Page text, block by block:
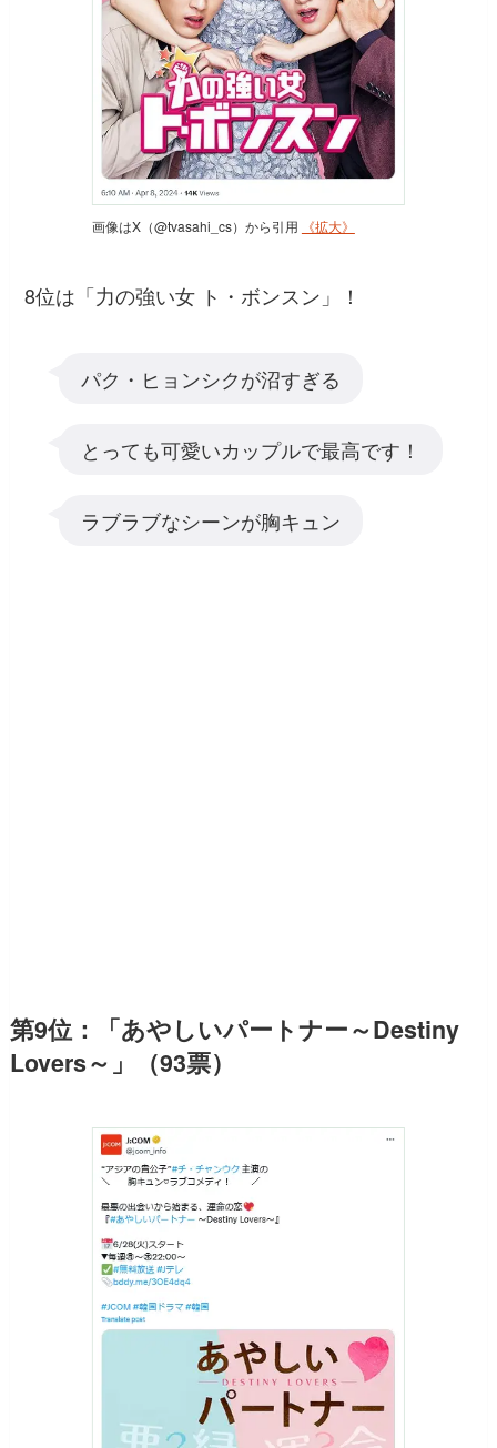
画像はX（@tvasahi_cs）から引用 《拡大》
8位は「力の強い女 ト・ボンスン」！
パク・ヒョンシクが沼すぎる
とっても可愛いカップルで最高です！
ラブラブなシーンが胸キュン
第9位：「あやしいパートナー～Destiny
Lovers～」（93票）